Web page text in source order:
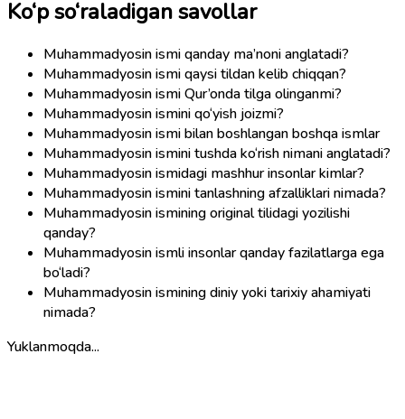
Ko‘p so‘raladigan savollar
Muhammadyosin ismi qanday ma’noni anglatadi?
Muhammadyosin ismi qaysi tildan kelib chiqqan?
Muhammadyosin ismi Qur’onda tilga olinganmi?
Muhammadyosin ismini qo‘yish joizmi?
Muhammadyosin ismi bilan boshlangan boshqa ismlar
Muhammadyosin ismini tushda ko‘rish nimani anglatadi?
Muhammadyosin ismidagi mashhur insonlar kimlar?
Muhammadyosin ismini tanlashning afzalliklari nimada?
Muhammadyosin ismining original tilidagi yozilishi
qanday?
Muhammadyosin ismli insonlar qanday fazilatlarga ega
bo‘ladi?
Muhammadyosin ismining diniy yoki tarixiy ahamiyati
nimada?
Yuklanmoqda...